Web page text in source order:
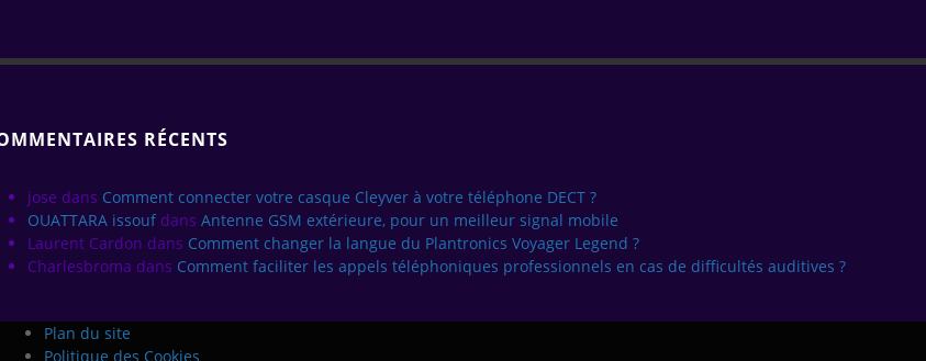
RÉCENTS
jose dans Comment connecter votre casque Cleyver à votre téléphone DECT ?
OUATTARA issouf dans Antenne GSM extérieure, pour un meilleur signal mobile
Laurent Cardon dans Comment changer la langue du Plantronics Voyager Legend ?
Charlesbroma dans Comment faciliter les appels téléphoniques professionnels en cas de difficultés auditives ?
Plan du site
Politique des Cookies